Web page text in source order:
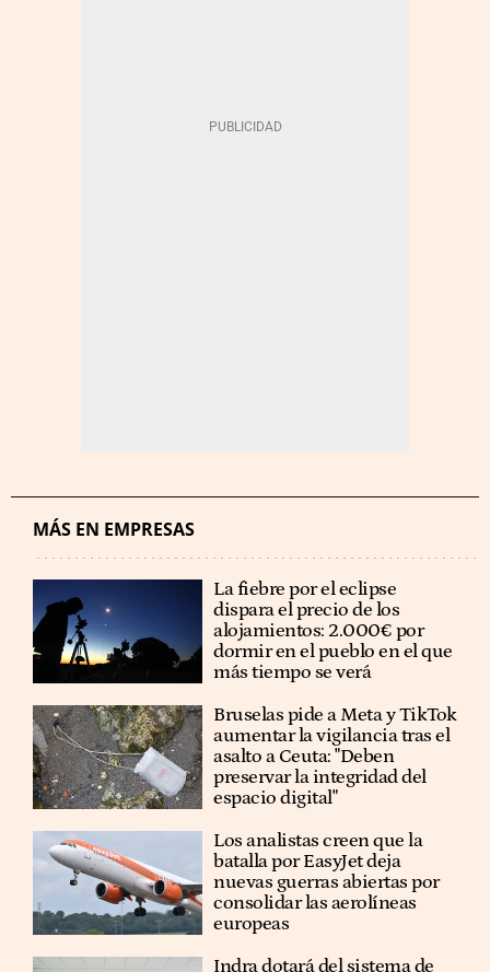
MÁS EN EMPRESAS
La fiebre por el eclipse
dispara el precio de los
alojamientos: 2.000€ por
dormir en el pueblo en el que
más tiempo se verá
Bruselas pide a Meta y TikTok
aumentar la vigilancia tras el
asalto a Ceuta: "Deben
preservar la integridad del
espacio digital"
Los analistas creen que la
batalla por EasyJet deja
nuevas guerras abiertas por
consolidar las aerolíneas
europeas
Indra dotará del sistema de